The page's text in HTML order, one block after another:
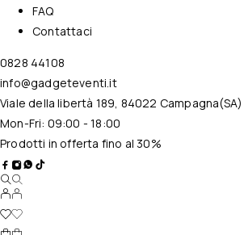
FAQ
Contattaci
0828 44108
info@gadgeteventi.it
Viale della libertà 189, 84022 Campagna(SA)
Mon-Fri: 09:00 - 18:00
Prodotti in offerta fino al 30%